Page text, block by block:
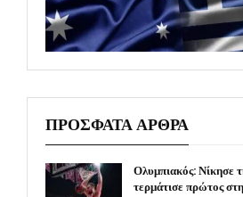
ΠΡΟΣΦΑΤΑ ΑΡΘΡΑ
Ολυμπιακός: Νίκησε
τερμάτισε πρώτος